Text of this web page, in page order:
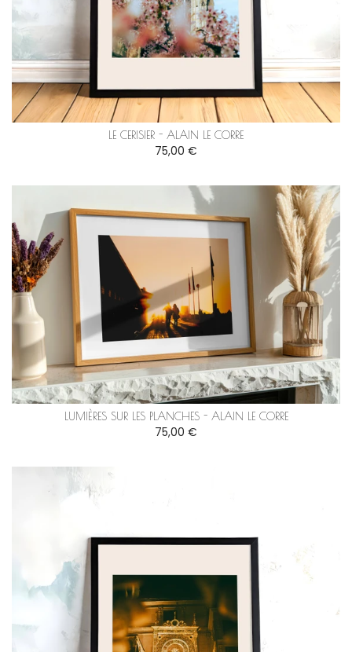
LE CERISIER - ALAIN LE CORRE
75,00 €
LUMIÈRES SUR LES PLANCHES - ALAIN LE CORRE
75,00 €